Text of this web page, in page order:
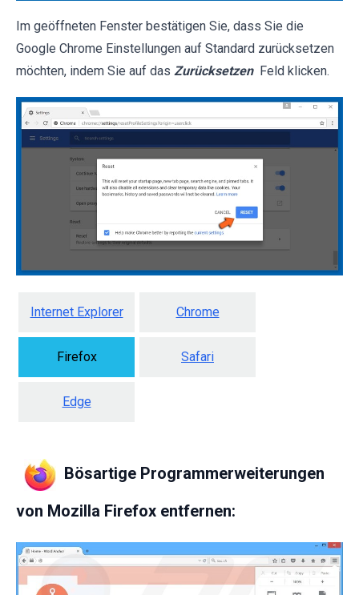
Im geöffneten Fenster bestätigen Sie, dass Sie die
Google Chrome Einstellungen auf Standard zurücksetzen
möchten, indem Sie auf das Zurücksetzen Feld klicken.
Internet Explorer Chrome
Firefox Safari
Edge
Bösartige Programmerweiterungen
von Mozilla Firefox entfernen: